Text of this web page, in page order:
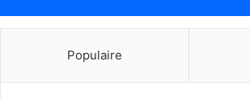
Populaire